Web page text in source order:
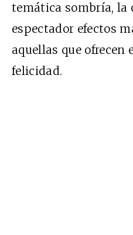
temática sombría, la
espectador efectos
aquellas que ofrecen
felicidad.